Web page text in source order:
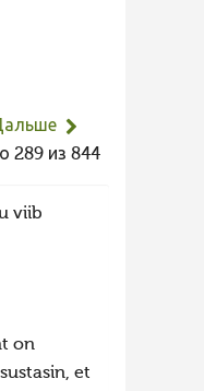
289 из 844
viib
on
et